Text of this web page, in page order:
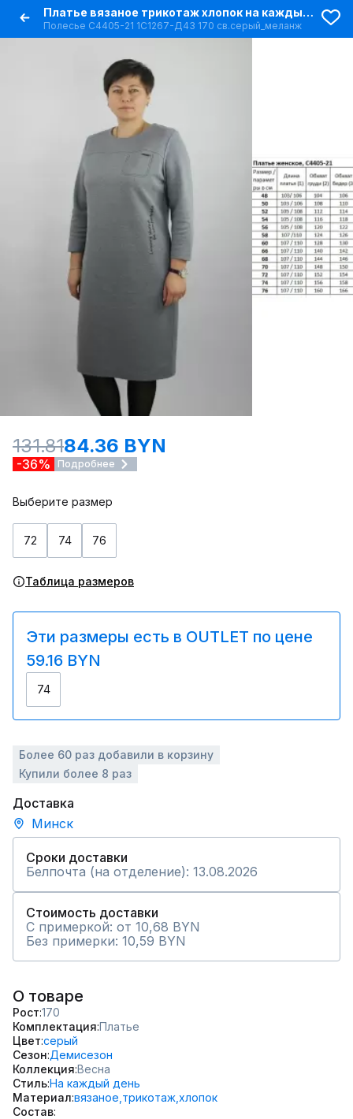
Платье вязаное трикотаж хлопок на каждый день
Полесье С4405-21 1С1267-Д43 170 св.серый_меланж
131.8184.36 BYN
-36% Подробнее
Выберите размер
72 74 76
Таблица размеров
Эти размеры есть в OUTLET по цене
59.16 BYN
74
Более 60 раз добавили в корзину
Купили более 8 раз
Доставка
Минск
Сроки доставки
Белпочта (на отделение): 13.08.2026
Стоимость доставки
С примеркой: от 10,68 BYN
Без примерки: 10,59 BYN
О товаре
Рост 170
Комплектация Платье
Цвет серый
Сезон Демисезон
Коллекция Весна
СтильНа каждый день
Материал вязаное, трикотаж, хлопок
Состав